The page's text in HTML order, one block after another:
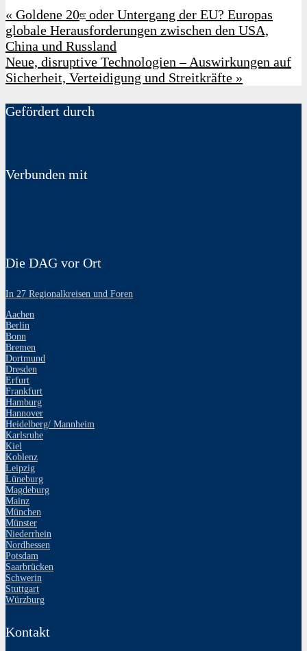
« Goldene 20er oder Untergang der EU? Europas
globale Herausforderungen zwischen den USA,
China und Russland
Neue, disruptive Technologien – Auswirkungen auf
Sicherheit, Verteidigung und Streitkräfte »
Gefördert durch
Verbunden mit
Die DAG vor Ort
In 27 Regionalkreisen und Foren
Aachen
Berlin
Bonn
Bremen
Dortmund
Dresden
Erfurt
Frankfurt
Hamburg
Hannover
Heidelberg/ Mannheim
Karlsruhe
Kiel
Koblenz
Leipzig
Lüneburg
Magdeburg
Mainz
München
Münster
Niederrhein
Nordhessen
Potsdam
Saarbrücken
Schwerin
Stuttgart
Würzburg
Kontakt